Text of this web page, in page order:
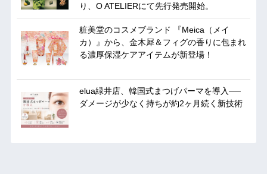
り、O ATELIERにて先行発売開始。
粧美堂のコスメブランド 『Meica（メイ
カ）』から、金木犀＆フィグの香りに包まれ
る濃厚保湿ケアアイテムが新登場！
elua緑井店、韓国式まつげパーマを導入──
ダメージが少なく持ちが約2ヶ月続く新技術